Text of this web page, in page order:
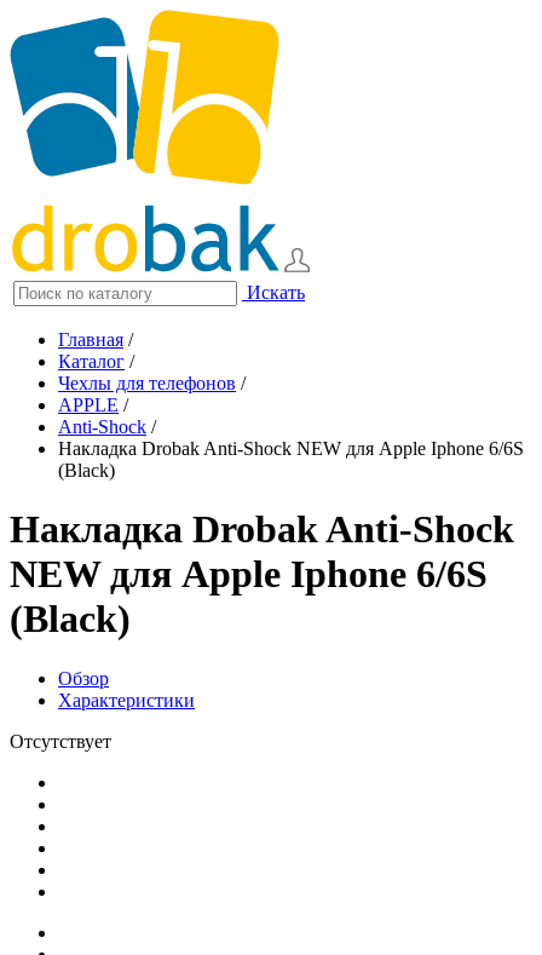
Искать
Главная /
Каталог /
Чехлы для телефонов /
APPLE /
Anti-Shock /
Накладка Drobak Anti-Shock NEW для Apple Iphone 6/6S
(Black)
Накладка Drobak Anti-Shock
NEW для Apple Iphone 6/6S
(Black)
Обзор
Характеристики
Отсутствует